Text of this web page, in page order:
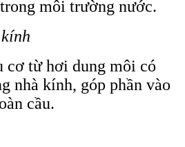
môi trường nước.
cơ từ hơi dung môi có
nhà kính, góp phần vào
cầu.